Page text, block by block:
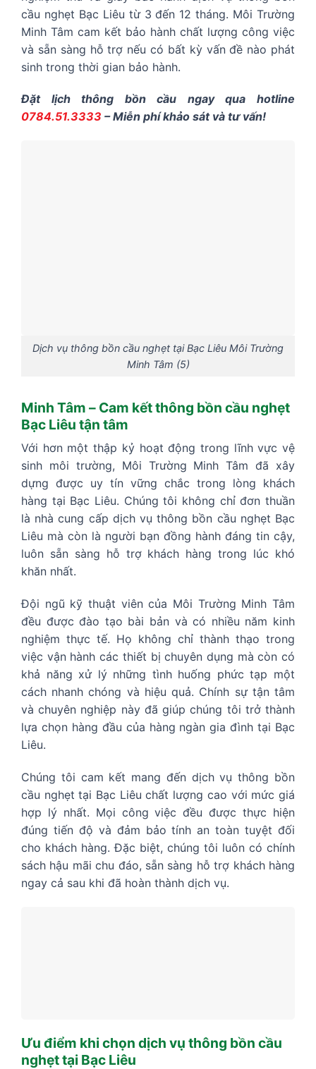
cầu nghẹt Bạc Liêu từ 3 đến 12 tháng. Môi Trường
Minh Tâm cam kết bảo hành chất lượng công việc
và sẵn sàng hỗ trợ nếu có bất kỳ vấn đề nào phát
sinh trong thời gian bảo hành.
Đặt lịch thông bồn cầu ngay qua hotline
0784.51.3333 – Miễn phí khảo sát và tư vấn!
Dịch vụ thông bồn cầu nghẹt tại Bạc Liêu Môi Trường
Minh Tâm (5)
Minh Tâm – Cam kết thông bồn cầu nghẹt
Bạc Liêu tận tâm
Với hơn một thập kỷ hoạt động trong lĩnh vực vệ
sinh môi trường, Môi Trường Minh Tâm đã xây
dựng được uy tín vững chắc trong lòng khách
hàng tại Bạc Liêu. Chúng tôi không chỉ đơn thuần
là nhà cung cấp dịch vụ thông bồn cầu nghẹt Bạc
Liêu mà còn là người bạn đồng hành đáng tin cậy,
luôn sẵn sàng hỗ trợ khách hàng trong lúc khó
khăn nhất.
Đội ngũ kỹ thuật viên của Môi Trường Minh Tâm
đều được đào tạo bài bản và có nhiều năm kinh
nghiệm thực tế. Họ không chỉ thành thạo trong
việc vận hành các thiết bị chuyên dụng mà còn có
khả năng xử lý những tình huống phức tạp một
cách nhanh chóng và hiệu quả. Chính sự tận tâm
và chuyên nghiệp này đã giúp chúng tôi trở thành
lựa chọn hàng đầu của hàng ngàn gia đình tại Bạc
Liêu.
Chúng tôi cam kết mang đến dịch vụ thông bồn
cầu nghẹt tại Bạc Liêu chất lượng cao với mức giá
hợp lý nhất. Mọi công việc đều được thực hiện
đúng tiến độ và đảm bảo tính an toàn tuyệt đối
cho khách hàng. Đặc biệt, chúng tôi luôn có chính
sách hậu mãi chu đáo, sẵn sàng hỗ trợ khách hàng
ngay cả sau khi đã hoàn thành dịch vụ.
Ưu điểm khi chọn dịch vụ thông bồn cầu
nghẹt tại Bạc Liêu